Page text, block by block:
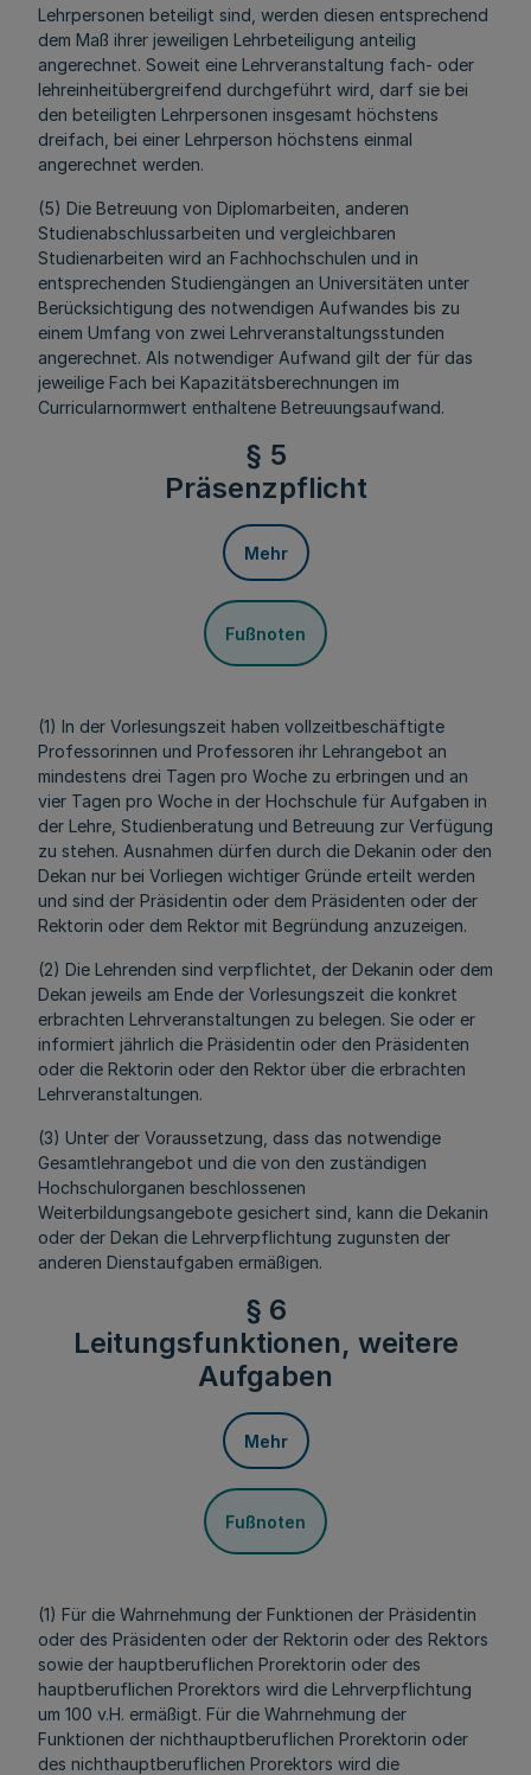
Lehrpersonen beteiligt sind, werden diesen entsprechend
dem Maß ihrer jeweiligen Lehrbeteiligung anteilig
angerechnet. Soweit eine Lehrveranstaltung fach- oder
lehreinheitübergreifend durchgeführt wird, darf sie bei
den beteiligten Lehrpersonen insgesamt höchstens
dreifach, bei einer Lehrperson höchstens einmal
angerechnet werden.
(5) Die Betreuung von Diplomarbeiten, anderen
Studienabschlussarbeiten und vergleichbaren
Studienarbeiten wird an Fachhochschulen und in
entsprechenden Studiengängen an Universitäten unter
Berücksichtigung des notwendigen Aufwandes bis zu
einem Umfang von zwei Lehrveranstaltungsstunden
angerechnet. Als notwendiger Aufwand gilt der für das
jeweilige Fach bei Kapazitätsberechnungen im
Curricularnormwert enthaltene Betreuungsaufwand.
§ 5
Präsenzpflicht
Mehr
Fußnoten
(1) In der Vorlesungszeit haben vollzeitbeschäftigte
Professorinnen und Professoren ihr Lehrangebot an
mindestens drei Tagen pro Woche zu erbringen und an
vier Tagen pro Woche in der Hochschule für Aufgaben in
der Lehre, Studienberatung und Betreuung zur Verfügung
zu stehen. Ausnahmen dürfen durch die Dekanin oder den
Dekan nur bei Vorliegen wichtiger Gründe erteilt werden
und sind der Präsidentin oder dem Präsidenten oder der
Rektorin oder dem Rektor mit Begründung anzuzeigen.
(2) Die Lehrenden sind verpflichtet, der Dekanin oder dem
Dekan jeweils am Ende der Vorlesungszeit die konkret
erbrachten Lehrveranstaltungen zu belegen. Sie oder er
informiert jährlich die Präsidentin oder den Präsidenten
oder die Rektorin oder den Rektor über die erbrachten
Lehrveranstaltungen.
(3) Unter der Voraussetzung, dass das notwendige
Gesamtlehrangebot und die von den zuständigen
Hochschulorganen beschlossenen
Weiterbildungsangebote gesichert sind, kann die Dekanin
oder der Dekan die Lehrverpflichtung zugunsten der
anderen Dienstaufgaben ermäßigen.
§ 6
Leitungsfunktionen, weitere
Aufgaben
Mehr
Fußnoten
(1) Für die Wahrnehmung der Funktionen der Präsidentin
oder des Präsidenten oder der Rektorin oder des Rektors
sowie der hauptberuflichen Prorektorin oder des
hauptberuflichen Prorektors wird die Lehrverpflichtung
um 100 v.H. ermäßigt. Für die Wahrnehmung der
Funktionen der nichthauptberuflichen Prorektorin oder
des nichthauptberuflichen Prorektors wird die